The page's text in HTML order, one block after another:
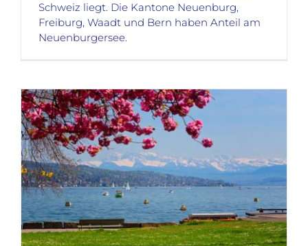
Schweiz liegt. Die Kantone Neuenburg,
Freiburg, Waadt und Bern haben Anteil am
Neuenburgersee.